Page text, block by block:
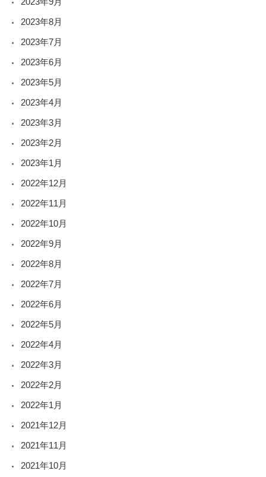
2023年8月
2023年7月
2023年6月
2023年5月
2023年4月
2023年3月
2023年2月
2023年1月
2022年12月
2022年11月
2022年10月
2022年9月
2022年8月
2022年7月
2022年6月
2022年5月
2022年4月
2022年3月
2022年2月
2022年1月
2021年12月
2021年11月
2021年10月